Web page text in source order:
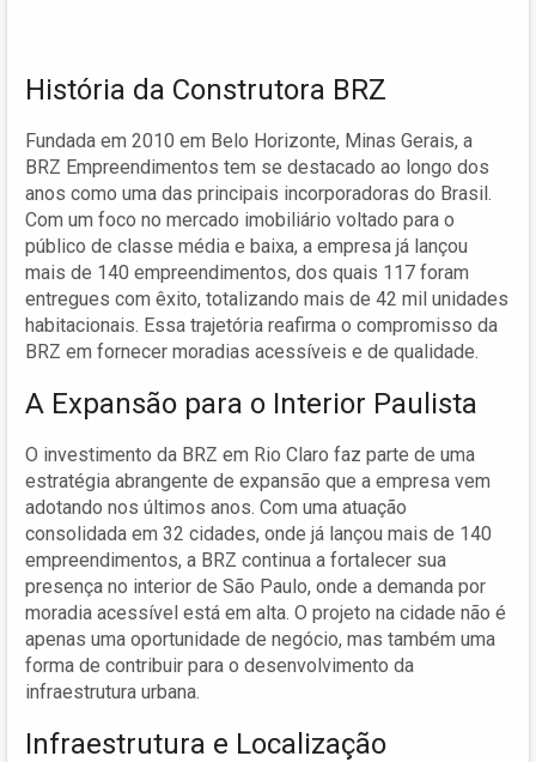
História da Construtora BRZ
Fundada em 2010 em Belo Horizonte, Minas Gerais, a
BRZ Empreendimentos tem se destacado ao longo dos
anos como uma das principais incorporadoras do Brasil.
Com um foco no mercado imobiliário voltado para o
público de classe média e baixa, a empresa já lançou
mais de 140 empreendimentos, dos quais 117 foram
entregues com êxito, totalizando mais de 42 mil unidades
habitacionais. Essa trajetória reafirma o compromisso da
BRZ em fornecer moradias acessíveis e de qualidade.
A Expansão para o Interior Paulista
O investimento da BRZ em Rio Claro faz parte de uma
estratégia abrangente de expansão que a empresa vem
adotando nos últimos anos. Com uma atuação
consolidada em 32 cidades, onde já lançou mais de 140
empreendimentos, a BRZ continua a fortalecer sua
presença no interior de São Paulo, onde a demanda por
moradia acessível está em alta. O projeto na cidade não é
apenas uma oportunidade de negócio, mas também uma
forma de contribuir para o desenvolvimento da
infraestrutura urbana.
Infraestrutura e Localização